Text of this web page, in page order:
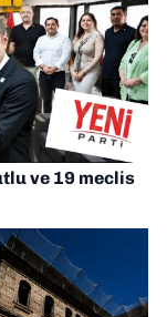
ve 19 meclis